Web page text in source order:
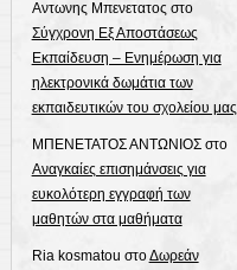
Αντωνης Μπενετατος στο
Σύγχρονη Εξ Αποστάσεως
Εκπαίδευση – Ενημέρωση για
ηλεκτρονικά δωμάτια των
εκπαιδευτικών του σχολείου μας
ΜΠΕΝΕΤΑΤΟΣ ΑΝΤΩΝΙΟΣστο
Αναγκαίες επισημάνσεις για
ευκολότερη εγγραφή των
μαθητών στα μαθήματα
Ria kosmatou στοΔωρεάν